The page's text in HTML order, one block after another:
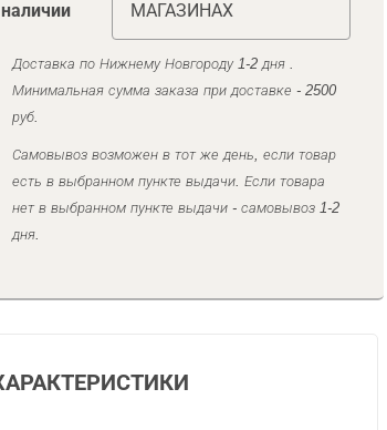
наличии
МАГАЗИНАХ
Доставка по Нижнему Новгороду 1-2 дня .
Минимальная сумма заказа при доставке - 2500
руб.
Самовывоз возможен в тот же день, если товар
есть в выбранном пункте выдачи. Если товара
нет в выбранном пункте выдачи - самовывоз 1-2
дня.